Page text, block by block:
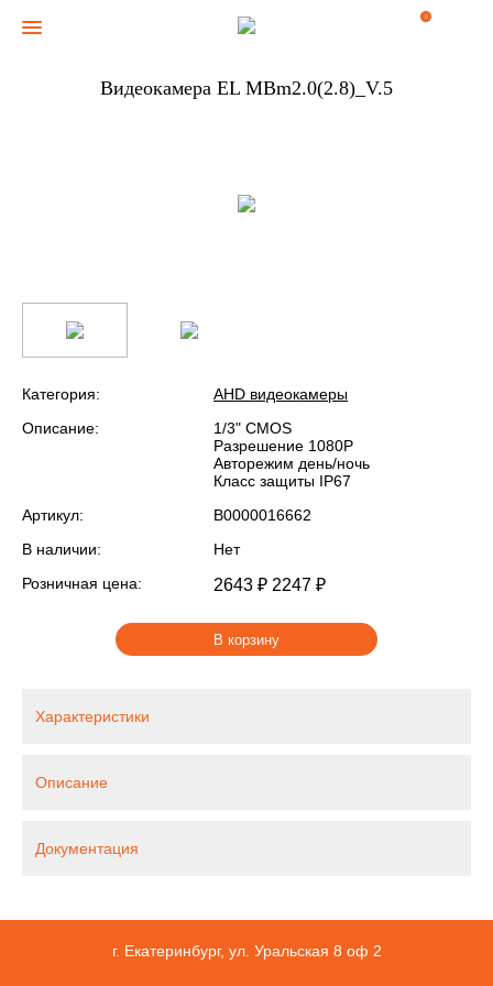
0
Видеокамера EL MBm2.0(2.8)_V.5
Категория:
AHD видеокамеры
Описание:
1/3" CMOS
Разрешение 1080P
Авторежим день/ночь
Класс защиты IP67
Артикул:
В0000016662
В наличии:
Нет
Розничная цена:
2643 ₽ 2247 ₽
В корзину
Характеристики
Описание
Документация
г. Екатеринбург, ул. Уральская 8 оф 2